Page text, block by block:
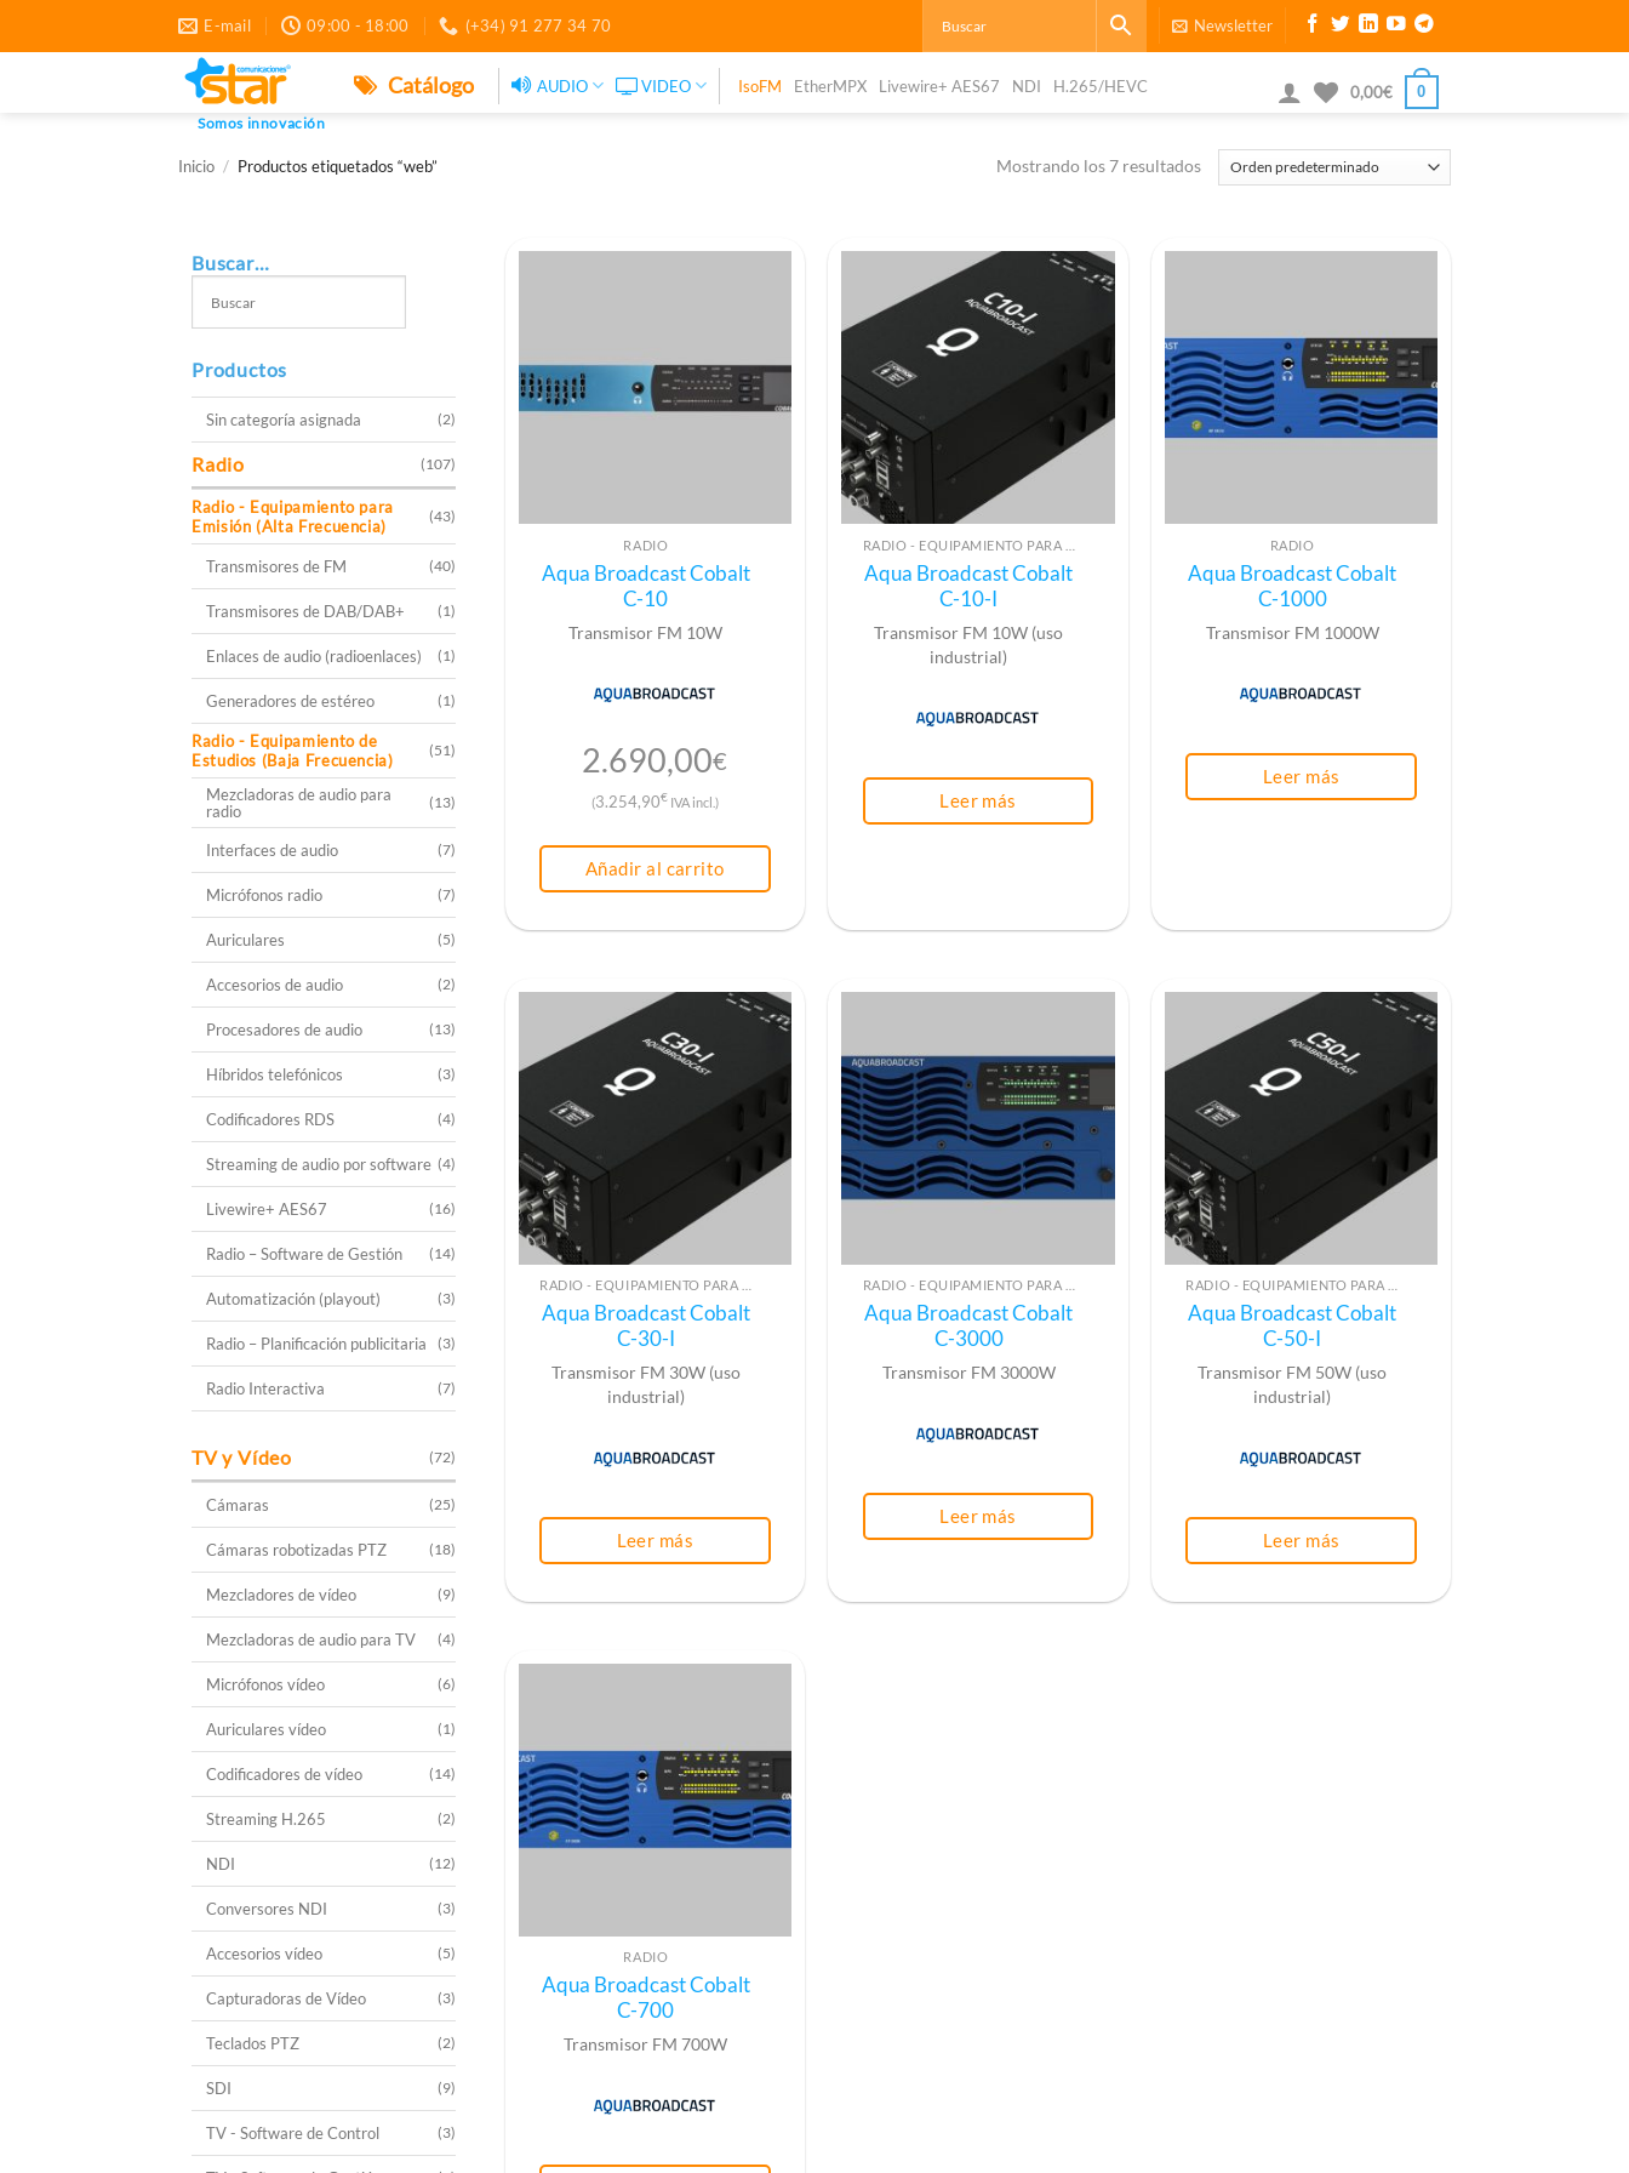
contenido
E-mail 09:00 - 18:00 (+34) 91 277 34 70 Newsletter
Somos innovación
Catálogo AUDIO VIDEO IsoFM EtherMPX Livewire+ AES67 NDI H.265/HEVC 0,00€ 0
Inicio / Productos etiquetados “web” Mostrando los 7 resultados
Buscar…
Productos
Sin categoría asignada (2)
Radio (107)
Radio - Equipamiento para
Emisión (Alta Frecuencia)
(43)
Transmisores de FM (40)
Transmisores de DAB/DAB+ (1)
Enlaces de audio (radioenlaces) (1)
Generadores de estéreo (1)
Radio - Equipamiento de
Estudios (Baja Frecuencia)
(51)
Mezcladoras de audio para
radio
(13)
Interfaces de audio (7)
Micrófonos radio (7)
Auriculares (5)
Accesorios de audio (2)
Procesadores de audio (13)
Híbridos telefónicos (3)
Codificadores RDS (4)
Streaming de audio por software (4)
Livewire+ AES67 (16)
Radio – Software de Gestión (14)
Automatización (playout) (3)
Radio – Planificación publicitaria (3)
Radio Interactiva (7)
TV y Vídeo (72)
Cámaras (25)
Cámaras robotizadas PTZ (18)
Mezcladores de vídeo (9)
Mezcladoras de audio para TV (4)
Micrófonos vídeo (6)
Auriculares vídeo (1)
Codificadores de vídeo (14)
Streaming H.265 (2)
NDI (12)
Conversores NDI (3)
Accesorios vídeo (5)
Capturadoras de Vídeo (3)
Teclados PTZ (2)
SDI (9)
TV - Software de Control (3)
RADIO
Aqua Broadcast Cobalt
C-10
Transmisor FM 10W
2.690,00€
(3.254,90€IVA incl.)
Añadir al carrito
Aqua Broadcast Cobalt
C-10-I
Transmisor FM 10W (uso
industrial)
Leer más
RADIO
Aqua Broadcast Cobalt
C-1000
Transmisor FM 1000W
Leer más
Aqua Broadcast Cobalt
C-30-I
Transmisor FM 30W (uso
industrial)
Leer más
Aqua Broadcast Cobalt
C-3000
Transmisor FM 3000W
Leer más
Aqua Broadcast Cobalt
C-50-I
Transmisor FM 50W (uso
industrial)
Leer más
RADIO
Aqua Broadcast Cobalt
C-700
Transmisor FM 700W